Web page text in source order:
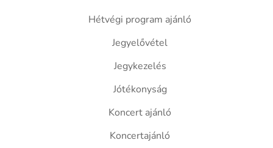
Hétvégi program ajánló
Jegyelővétel
Jegykezelés
Jótékonyság
Koncert ajánló
Koncertajánló